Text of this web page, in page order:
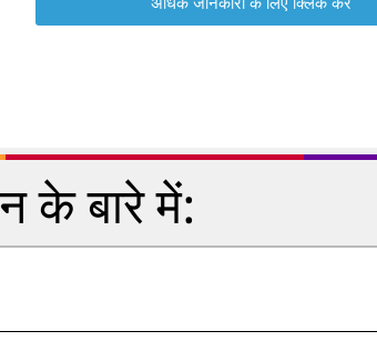
के बारे में: